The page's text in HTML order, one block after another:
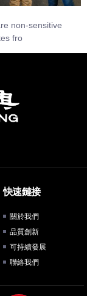
non-sensitive
fro
快速鏈接
關於我們
品質創新
可持續發展
聯絡我們